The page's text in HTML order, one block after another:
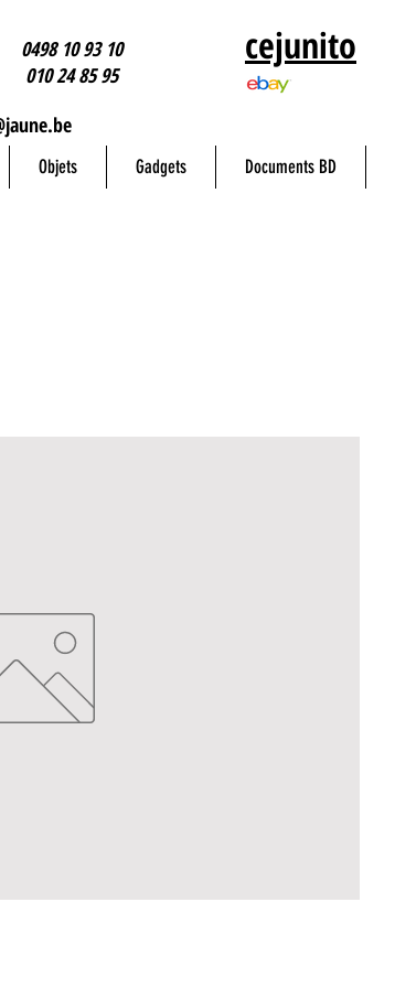
0498 10 93 10
010 24 85 95
cejunito
Objets Gadgets Documents BD